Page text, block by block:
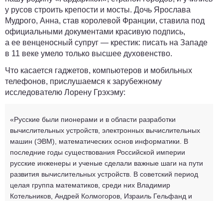
у русов строить крепости и мосты. Дочь Ярослава
Мудрого, Анна, став королевой Франции, ставила под
официальными документами красивую подпись,
а ее венценосный супруг — крестик: писать на Западе
в 11 веке умело только высшее духовенство.
Что касается гаджетов, компьютеров и мобильных
телефонов, прислушаемся к зарубежному
исследователю Лорену Грэхэму:
«Русские были пионерами и в области разработки
вычислительных устройств, электронных вычислительных
машин (ЭВМ), математических основ информатики. В
последние годы существования Российской империи
русские инженеры и ученые сделали важные шаги на пути
развития вычислительных устройств. В советский период
целая группа математиков, среди них Владимир
Котельников, Андрей Колмогоров, Израиль Гельфанд и